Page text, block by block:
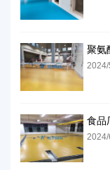
聚氨
食品
2024/